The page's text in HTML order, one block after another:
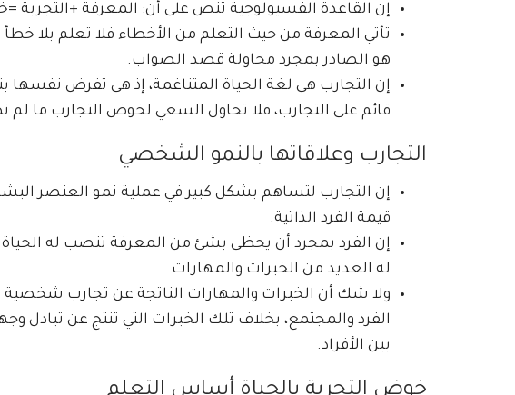
إن القاعدة الفسيولوجية تنص على أن: المعرفة +التجربة
تأتي المعرفة من حيث التعلم من الأخطاء فلا تعلم بلا
هو الصادر بمجرد محاولة قصد الصواب.
إن التجارب هى لغة الحياة المتناغمة، إذ هى تفرض
قائم على التجارب، فلا تحاول السعي لخوض التجارب ما لم
التجارب وعلاقاتها بالنمو الشخصي
إن التجارب لتساهم بشكل كبير في عملية نمو العنصر
قيمة الفرد الذاتية.
إن الفرد بمجرد أن يحظى بشئ من المعرفة تنصب له الحياة
له العديد من الخبرات والمهارات
ولا شك أن الخبرات والمهارات الناتجة عن تجارب شخصية
الفرد والمجتمع، بخلاف تلك الخبرات التي تنتج عن تبادل
بين الأفراد.